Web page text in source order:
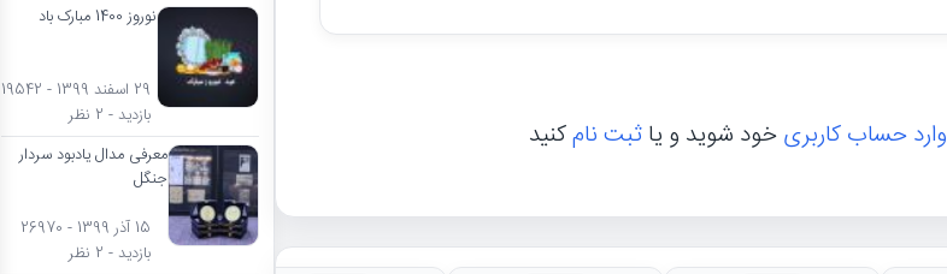
وارد حساب کاربریخود شوید و یاثبت نامکنید
نوروز 1400 مبارک باد
29 اسفند 1399 - 19542
بازدید - 2 نظر
معرفی مدال یادبود سردار
جنگل
15 آذر 1399 - 26970
بازدید - 2 نظر